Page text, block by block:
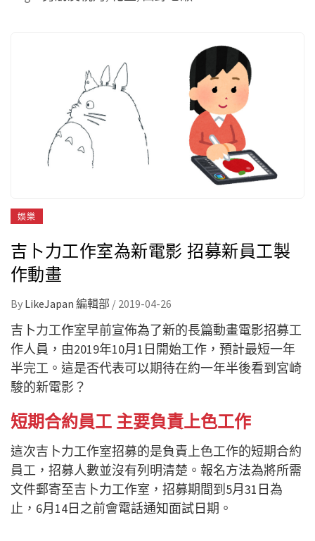
娛樂
吉卜力工作室為新電影 招募新員工製
作動畫
By LikeJapan 編輯部 / 2019-04-26
吉卜力工作室早前宣佈為了新的長篇動畫電影招募工
作人員，由2019年10月1日開始工作，預計最短一年
半完工。這是否代表可以期待在約一年半後看到宮崎
駿的新電影？
短期合約員工 主要負責上色工作
這次吉卜力工作室招募的是負責上色工作的短期合約
員工，招募人數並沒有列明清楚。報名方法為將所需
文件郵寄至吉卜力工作室，招募期間到5月31日為
止，6月14日之前會電話通知面試日期。